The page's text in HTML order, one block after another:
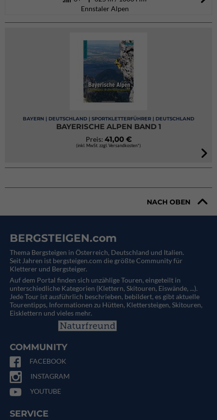
Ennstaler Alpen
BAYERN | DEUTSCHLAND | SPORTKLETTERFÜHRER | DEUTSCHLAND
BAYERISCHE ALPEN BAND 1
Preis: 41,00 €
(inkl. MwSt. zzgl. Versandkosten*)
NACH OBEN
BERGSTEIGEN.com
Thema Bergsteigen in Österreich, Deutschland und Italien.
Seit Jahren ist bergsteigen.com die größte Community für
Kletterer und Bergsteiger.
Auf dem Portal finden sich unzählige Touren, eingeteilt in
unterschiedliche Kategorien (Klettern, Skitouren, Eiswände, ...).
Jede Tour ist ausführlich beschrieben, bebildert, es gibt aktuelle
Tourentipps, Informationen zu Hütten, Klettersteigen, Skitouren,
Eisklettern und vieles mehr.
COMMUNITY
FACEBOOK
INSTAGRAM
YOUTUBE
SERVICE